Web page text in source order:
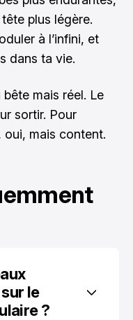
plus légère.
à l’infini, et
dans ta vie.
mais réel. Le
sortir. Pour
oui, mais content.
le
?